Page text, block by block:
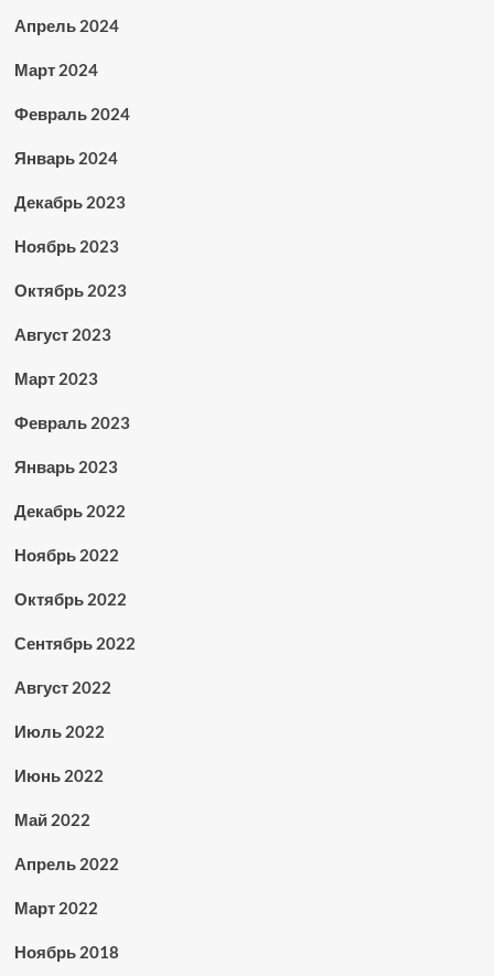
Апрель 2024
Март 2024
Февраль 2024
Январь 2024
Декабрь 2023
Ноябрь 2023
Октябрь 2023
Август 2023
Март 2023
Февраль 2023
Январь 2023
Декабрь 2022
Ноябрь 2022
Октябрь 2022
Сентябрь 2022
Август 2022
Июль 2022
Июнь 2022
Май 2022
Апрель 2022
Март 2022
Ноябрь 2018